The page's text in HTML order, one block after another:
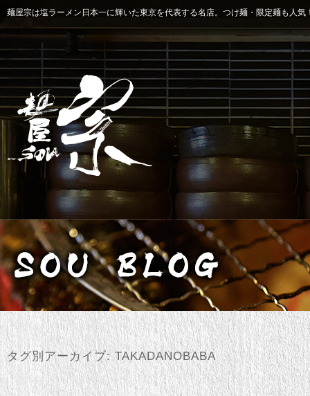
麺屋宗は塩ラーメン日本一に輝いた東京を代表する名店。つけ麺・限定麺も人
タグ別アーカイブ:TAKADANOBABA